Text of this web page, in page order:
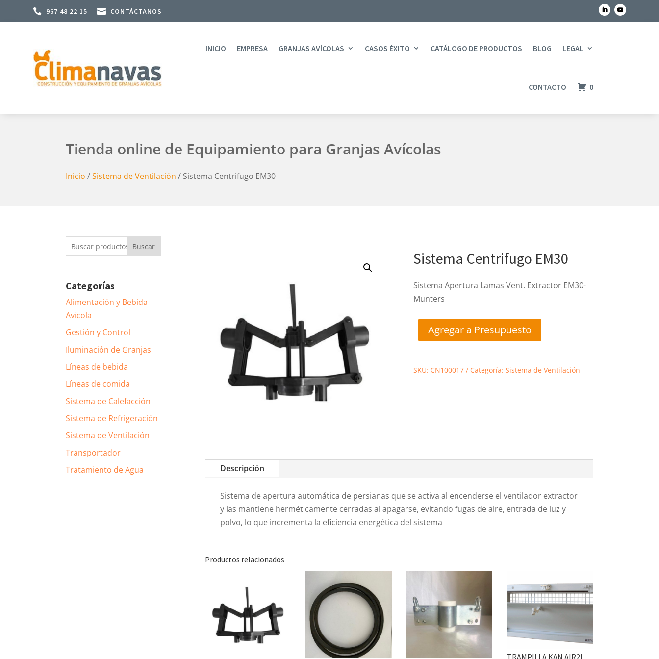
 967 48 22 15  CONTÁCTANOS
INICIO EMPRESA GRANJAS AVÍCOLAS CASOS ÉXITO CATÁLOGO DE PRODUCTOS BLOG LEGAL
CONTACTO 0
Tienda online de Equipamiento para Granjas Avícolas
Inicio /Sistema de Ventilación / Sistema Centrifugo EM30
Buscar
por:
Buscar
Categorías
Alimentación y Bebida
Avícola
Gestión y Control
Iluminación de Granjas
Líneas de bebida
Líneas de comida
Sistema de Calefacción
Sistema de Refrigeración
Sistema de Ventilación
Transportador
Tratamiento de Agua
Sistema Centrifugo EM30
Sistema Apertura Lamas Vent. Extractor EM30-
Munters
Agregar a Presupuesto
SKU: CN100017 Categoría:Sistema de Ventilación
Descripción
Sistema de apertura automática de persianas que se activa al encenderse el ventilador extractor
y las mantiene herméticamente cerradas al apagarse, evitando fugas de aire, entrada de luz y
polvo, lo que incrementa la eficiencia energética del sistema
Productos relacionados
TRAMPILLA KAN AIR2L